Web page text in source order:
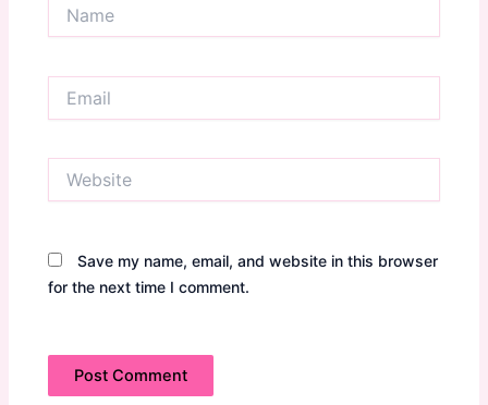
Save my name, email, and website in this browser
for the next time I comment.